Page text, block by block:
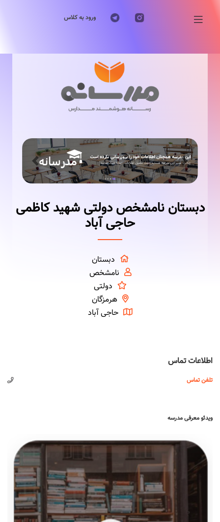
ورود به کلاس
Previous Next
دبستان نامشخص دولتی شهید كاظمی
حاجی آباد
دبستان
نامشخص
دولتی
هرمزگان
حاجی آباد
اطلاعات تماس
تلفن تماس
ویدئو معرفی مدرسه